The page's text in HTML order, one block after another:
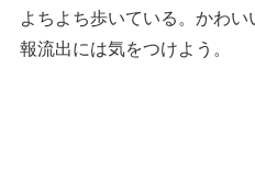
よちよち歩いている。かわ
報流出には気をつけよう。